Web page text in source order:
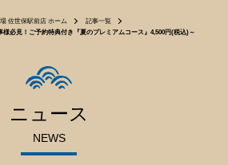
佐世保駅前店 ホーム
記事一覧
様必見！ご予約特典付き『夏のプレミアムコース』4,500円(税込)～
ニュース
NEWS